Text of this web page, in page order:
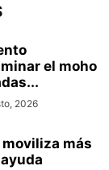
el moho
2026
moviliza más